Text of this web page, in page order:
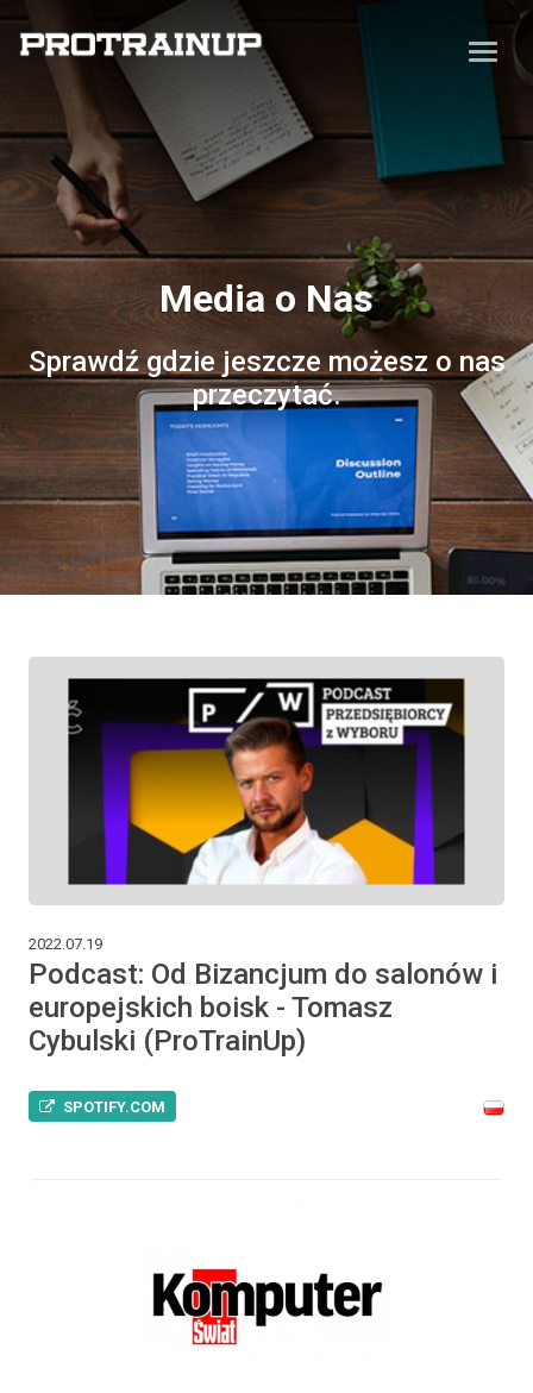
Media o Nas
Sprawdź gdzie jeszcze możesz o nas
przeczytać.
2022.07.19
Podcast: Od Bizancjum do salonów i
europejskich boisk - Tomasz
Cybulski (ProTrainUp)
SPOTIFY.COM